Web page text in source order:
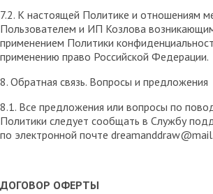
7.2. К настоящей Политике и отношениям
Пользователем и ИП Козлова
применением Политики
применению право Российской Федерации.
8. Обратная связь. Вопросы и предложения
8.1. Все предложения или вопросы по
Политики следует сообщать в Службу
по электронной почте
ДОГОВОР ОФЕРТЫ